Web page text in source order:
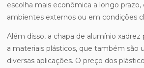
escolha mais econômica a longo
ambientes externos ou em condições
Além disso, a chapa de alumínio xadrez
a materiais plásticos, que também são
diversas aplicações. O preço dos